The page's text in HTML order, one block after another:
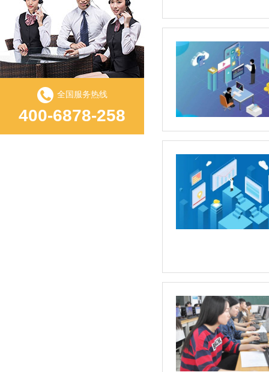
全国服务热线
400-6878-258